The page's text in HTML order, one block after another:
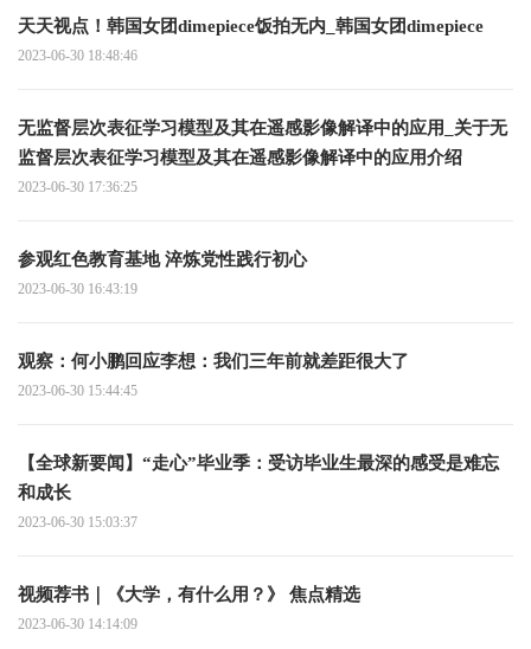
天天视点！韩国女团dimepiece饭拍无内_韩国女团dimepiece
2023-06-30 18:48:46
无监督层次表征学习模型及其在遥感影像解译中的应用_关于无
监督层次表征学习模型及其在遥感影像解译中的应用介绍
2023-06-30 17:36:25
参观红色教育基地 淬炼党性践行初心
2023-06-30 16:43:19
观察：何小鹏回应李想：我们三年前就差距很大了
2023-06-30 15:44:45
【全球新要闻】“走心”毕业季：受访毕业生最深的感受是难忘
和成长
2023-06-30 15:03:37
视频荐书｜《大学，有什么用？》 焦点精选
2023-06-30 14:14:09